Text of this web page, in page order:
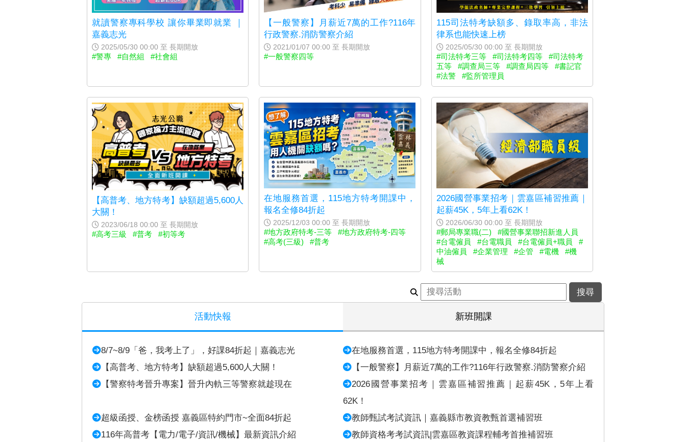
就讀警察專科學校 讓你畢業即就業 ｜
嘉義志光
2025/05/30 00:00 至 長期開放
#警專 #自然組 #社會組
【一般警察】月薪近7萬的工作?116年
行政警察.消防警察介紹
2021/01/07 00:00 至 長期開放
#一般警察四等
115司法特考缺額多、錄取率高，非法
律系也能快速上榜
2025/05/30 00:00 至 長期開放
#司法特考三等 #司法特考四等
#司法特考
五等
#調查局三等 #調查局四等
#書記官
#法警
#監所管理員
【高普考、地方特考】缺額超過5,600人
大關！
2023/06/18 00:00 至 長期開放
#高考三級 #普考 #初等考
在地服務首選，115地方特考開課中，
報名全修84折起
2025/12/03 00:00 至 長期開放
#地方政府特考-三等
#地方政府特考-四等
#高考(三級)
#普考
2026國營事業招考｜雲嘉區補習推薦｜
起薪45K，5年上看62K！
2026/06/30 00:00 至 長期開放
#郵局專業職(二)
#國營事業聯招新進人員
#台電僱員
#台電職員 #台電僱員+職員
#
中油僱員
#企業管理 #企管 #電機
#機
械
活動快報 新班開課
8/7~8/9「爸，我考上了」，好課84折起｜嘉義志光
在地服務首選，115地方特考開課中，報名全修84折起
【高普考、地方特考】缺額超過5,600人大關！
【一般警察】月薪近7萬的工作?116年行政警察.消防警察介紹
【警察特考晉升專案】晉升內軌三等警察就趁現在
2026國營事業招考｜雲嘉區補習推薦｜起薪45K，5年上看
62K！
超級函授、金榜函授 嘉義區特約門市~全面84折起
教師甄試考試資訊｜嘉義縣市教資教甄首選補習班
116年高普考【電力/電子/資訊/機械】最新資訊介紹
教師資格考考試資訊|雲嘉區教資課程輔考首推補習班